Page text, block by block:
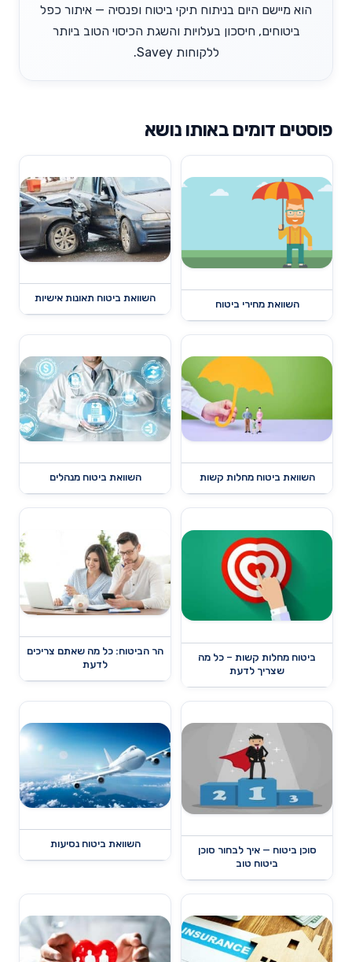
הוא מיישם היום בניתוח תיקי ביטוח ופנסיה — איתור כפל
ביטוחים, חיסכון בעלויות והשגת הכיסוי הטוב ביותר
ללקוחות Savey.
פוסטים דומים באותו נושא
השוואת מחירי ביטוח
השוואת ביטוח תאונות אישיות
השוואת ביטוח מחלות קשות השוואת ביטוח מנהלים
ביטוח מחלות קשות – כל מה
שצריך לדעת
הר הביטוח: כל מה שאתם צריכים
לדעת
סוכן ביטוח — איך לבחור סוכן
ביטוח טוב
השוואת ביטוח נסיעות